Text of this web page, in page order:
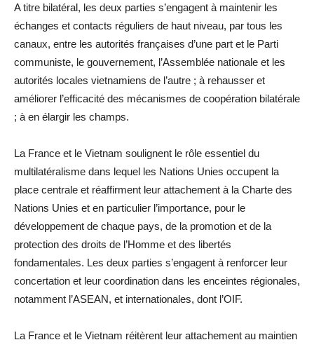
A titre bilatéral, les deux parties s’engagent à maintenir les
échanges et contacts réguliers de haut niveau, par tous les
canaux, entre les autorités françaises d’une part et le Parti
communiste, le gouvernement, l’Assemblée nationale et les
autorités locales vietnamiens de l’autre ; à rehausser et
améliorer l’efficacité des mécanismes de coopération bilatérale
; à en élargir les champs.
La France et le Vietnam soulignent le rôle essentiel du
multilatéralisme dans lequel les Nations Unies occupent la
place centrale et réaffirment leur attachement à la Charte des
Nations Unies et en particulier l’importance, pour le
développement de chaque pays, de la promotion et de la
protection des droits de l’Homme et des libertés
fondamentales. Les deux parties s’engagent à renforcer leur
concertation et leur coordination dans les enceintes régionales,
notamment l’ASEAN, et internationales, dont l’OIF.
La France et le Vietnam réitèrent leur attachement au maintien